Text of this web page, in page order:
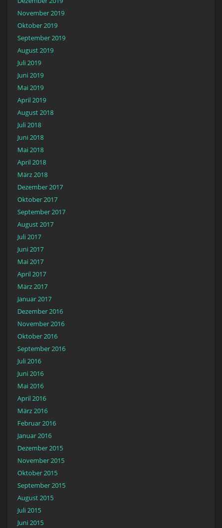
November 2019
Oktober 2019
September 2019
August 2019
Juli 2019
Juni 2019
Mai 2019
April 2019
August 2018
Juli 2018
Juni 2018
Mai 2018
April 2018
März 2018
Dezember 2017
Oktober 2017
September 2017
August 2017
Juli 2017
Juni 2017
Mai 2017
April 2017
März 2017
Januar 2017
Dezember 2016
November 2016
Oktober 2016
September 2016
Juli 2016
Juni 2016
Mai 2016
April 2016
März 2016
Februar 2016
Januar 2016
Dezember 2015
November 2015
Oktober 2015
September 2015
August 2015
Juli 2015
Juni 2015